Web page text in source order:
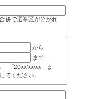
併で選挙区が分かれ
から
まで
「20xx/xx/xx」ま
ください。